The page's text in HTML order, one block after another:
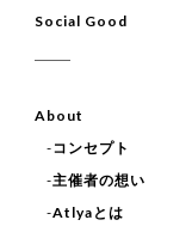
Social Good
About
-コンセプト
-主催者の想い
-Atlyaとは